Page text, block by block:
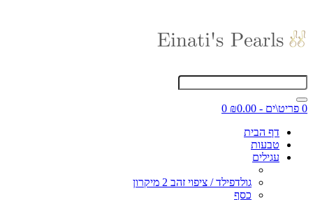
0 פריט\ים - ₪0.00
0
דף הבית
טבעות
עגילים
גולדפילד / ציפוי זהב 2 מיקרון
כסף